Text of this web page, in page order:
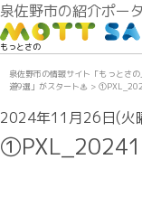
泉佐野市の紹介ポー
もっとさの
泉佐野市の情報サイト「もっとさの
道9選」がスタート♨ >
2024年11月26日(火